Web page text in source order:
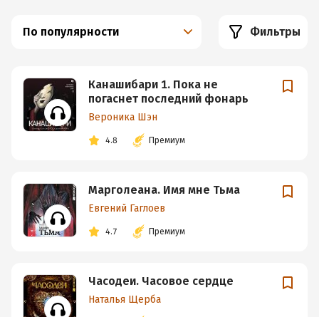
По популярности Фильтры
Канашибари 1. Пока не
погаснет последний фонарь
Вероника Шэн
4.8 Премиум
Марголеана. Имя мне Тьма
Евгений Гаглоев
4.7 Премиум
Часодеи. Часовое сердце
Наталья Щерба